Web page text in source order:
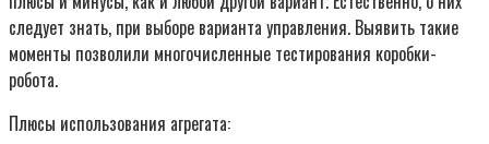
следует знать, при выборе варианта управления. Выявить такие
моменты позволили многочисленные тестирования коробки-
робота.
Плюсы использования агрегата: